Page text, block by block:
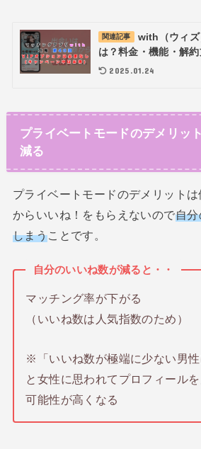
関連記事
with（ウィズ
は？料金・機能・解
2025.01.24
プライベートモードのデメリッ
減る
プライベートモードのデメリット
からいいね！をもらえないので自
しまうことです。
自分のいいね数が減ると・・
マッチング率が下がる
（いいね数は人気指数のため）
※「いいね数が極端に少ない男性
と女性に思われてプロフィール
可能性が高くなる